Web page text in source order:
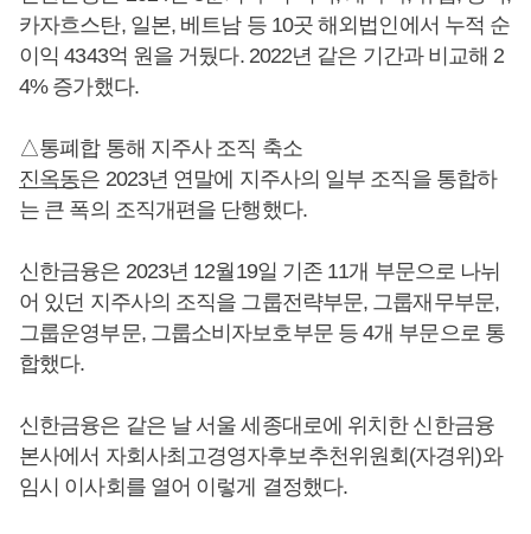
카자흐스탄, 일본, 베트남 등 10곳 해외법인에서 누적 순
이익 4343억 원을 거뒀다. 2022년 같은 기간과 비교해 2
4% 증가했다.
△통폐합 통해 지주사 조직 축소
진옥동은 2023년 연말에 지주사의 일부 조직을 통합하
는 큰 폭의 조직개편을 단행했다.
신한금융은 2023년 12월19일 기존 11개 부문으로 나뉘
어 있던 지주사의 조직을 그룹전략부문, 그룹재무부문,
그룹운영부문, 그룹소비자보호부문 등 4개 부문으로 통
합했다.
신한금융은 같은 날 서울 세종대로에 위치한 신한금융
본사에서 자회사최고경영자후보추천위원회(자경위)와
임시 이사회를 열어 이렇게 결정했다.